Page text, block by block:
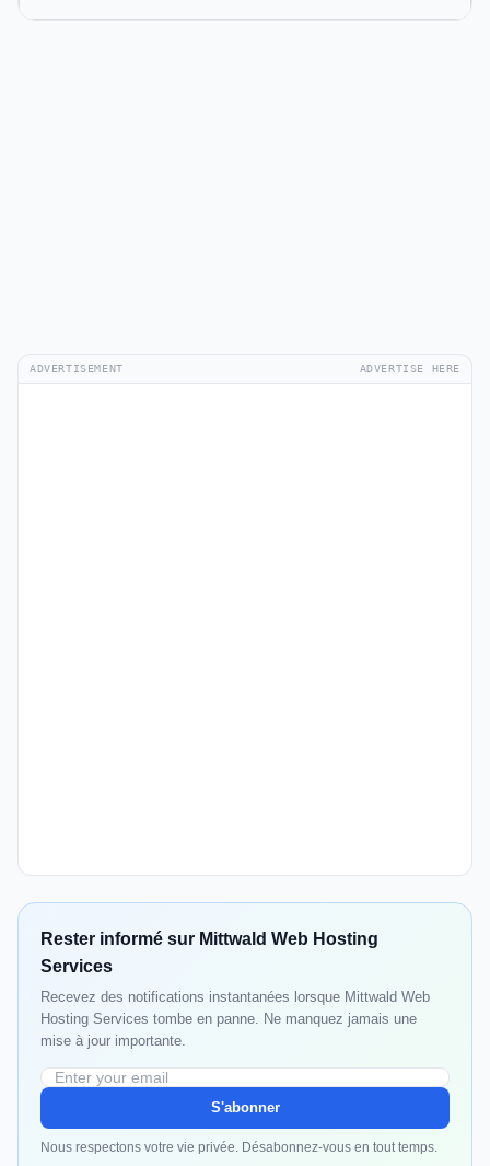
ADVERTISEMENT ADVERTISE HERE
Rester informé sur Mittwald Web Hosting
Services
Recevez des notifications instantanées lorsque Mittwald Web
Hosting Services tombe en panne. Ne manquez jamais une
mise à jour importante.
S'abonner
Nous respectons votre vie privée. Désabonnez-vous en tout temps.